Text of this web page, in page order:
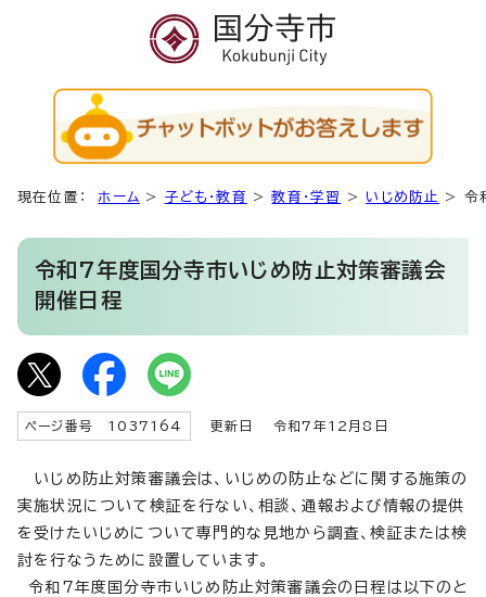
現在位置： ホーム > 子ども・教育 >教育・学習 > いじめ防止 > 令
令和7年度国分寺市いじめ防止対策審議会
開催日程
ページ番号 1037164 更新日 令和7年12月8日
いじめ防止対策審議会は、いじめの防止などに関する施策の
実施状況について検証を行ない、相談、通報および情報の提供
を受けたいじめについて専門的な見地から調査、検証または検
討を行なうために設置しています。
令和7年度国分寺市いじめ防止対策審議会の日程は以下のと